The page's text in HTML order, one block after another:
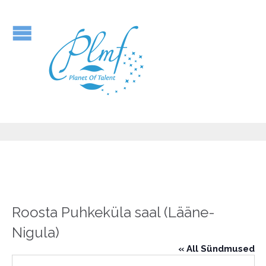
Roosta Puhkeküla saal (Lääne-
Nigula)
« All Sündmused